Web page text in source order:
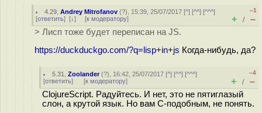
4.29 ,Andrey Mitrofanov (?), 15:39, 25/07/2017 [^] [^^] [^^^]
[ответить] [↓] [к модератору]
–1
+ / –
> Лисп тоже будет переписан на JS.
https://duckduckgo.com/?q=lisp+in+js Когда-нибудь, да?
5.31 ,Zoolander(?), 16:42, 25/07/2017 [^] [^^] [^^^]
[ответить] [к модератору]
–4
+ / –
ClojureScript. Радуйтесь. И нет, это не пятиглазый
слон, а крутой язык. Но вам С-подобным, не понять.